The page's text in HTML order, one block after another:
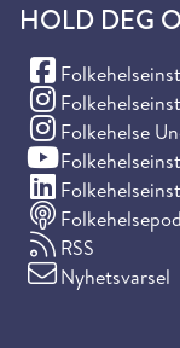
HOLD DEG
(Facebook)
(Instagram)
Folkehelse
(Instagram)
(YouTube)
(LinkedIn)
RSS
Nyhetsvarsel